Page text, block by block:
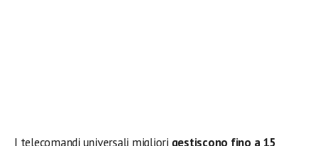
I telecomandi universali migliori gestiscono fino a 15